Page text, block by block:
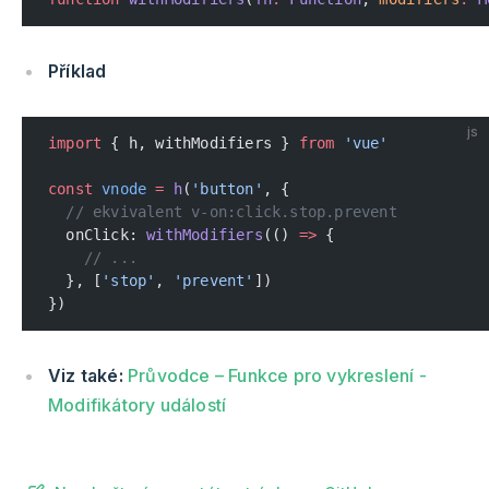
Příklad
js
import { h, withModifiers } from 'vue'
const vnode = h( 'button' , {
  // ekvivalent v-on:click.stop.prevent
  onClick:
withModifiers (() => {
    // ...
  }, [
'stop' , 'prevent' ])
})
Viz také: Průvodce – Funkce pro vykreslení -
Modifikátory událostí